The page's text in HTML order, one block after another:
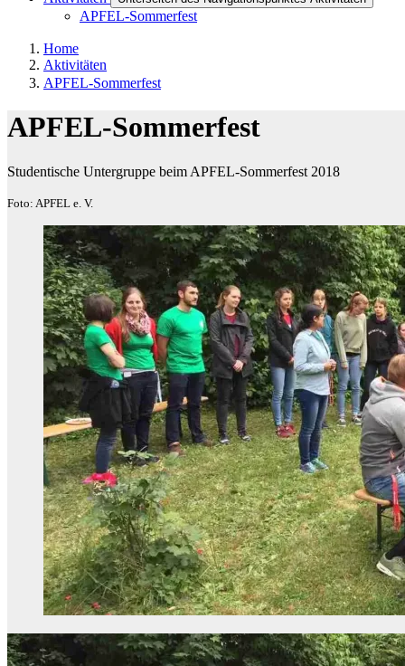
APFEL-Sommerfest
Home
Aktivitäten
APFEL-Sommerfest
APFEL-Sommerfest
Studentische Untergruppe beim APFEL-Sommerfest 2018
Foto: APFEL e. V.